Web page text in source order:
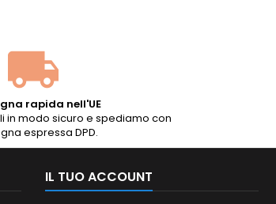
rapida nell'UE
in modo sicuro e spediamo con
espressa DPD.
IL TUO ACCOUNT